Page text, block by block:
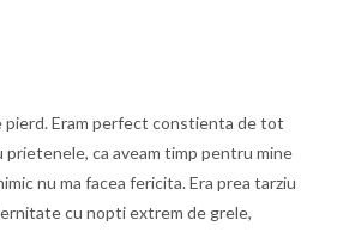
pierd. Eram perfect constienta de tot
prietenele, ca aveam timp pentru mine
nu ma facea fericita. Era prea tarziu
cu nopti extrem de grele,